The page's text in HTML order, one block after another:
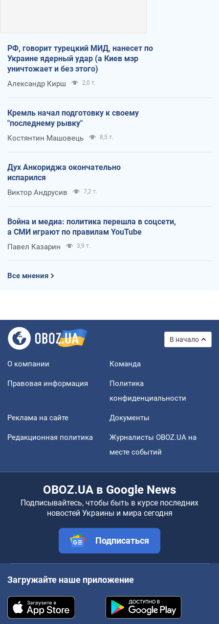
РФ, говорит турецкий МИД, нанесет по
Украине ядерный удар (а Киев мэр
уничтожает и без этого)
Александр Кирш 2,0 т.
Кремль начал подготовку к своему
"последнему рывку"
Костянтин Машовець 8,5 т.
Дух Анкориджа окончательно
испарился
Виктор Андрусив 7,2 т.
Война и медиа: политика перешла в соцсети,
а СМИ играют по правилам YouTube
Павел Казарин 3,9 т.
Все мнения
В начало
О компании Команда
Правовая информация
Политика
конфиденциальности
Реклама на сайте Документы
Редакционная политика
Журналисты OBOZ.UA на
месте событий
OBOZ.UA в Google News
Подписывайтесь, чтобы быть в курсе последних
новостей Украины и мира сегодня
Подписаться
Загружайте наше приложение